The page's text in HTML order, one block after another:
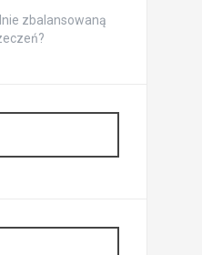
zbalansowaną